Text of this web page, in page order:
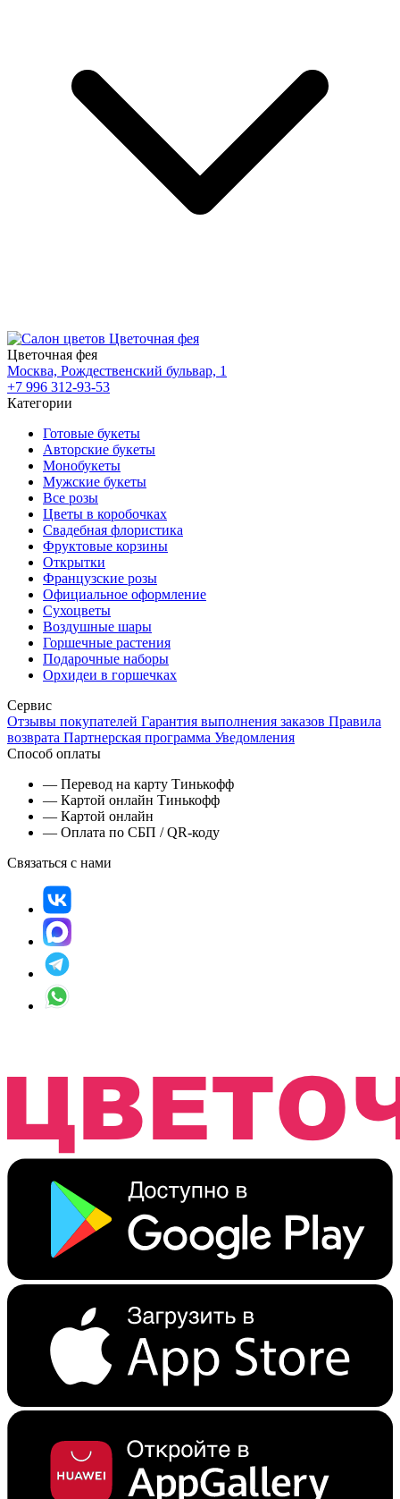
Цветочная фея
Москва, Рождественский бульвар, 1
+7 996 312-93-53
Категории
Готовые букеты
Авторские букеты
Монобукеты
Мужские букеты
Все розы
Цветы в коробочках
Свадебная флористика
Фруктовые корзины
Открытки
Французские розы
Официальное оформление
Сухоцветы
Воздушные шары
Горшечные растения
Подарочные наборы
Орхидеи в горшечках
Сервис
Отзывы покупателей Гарантия выполнения заказов Правила
возврата Партнерская программа Уведомления
Способ оплаты
— Перевод на карту Тинькофф
— Картой онлайн Тинькофф
— Картой онлайн
— Оплата по СБП / QR-коду
Связаться с нами